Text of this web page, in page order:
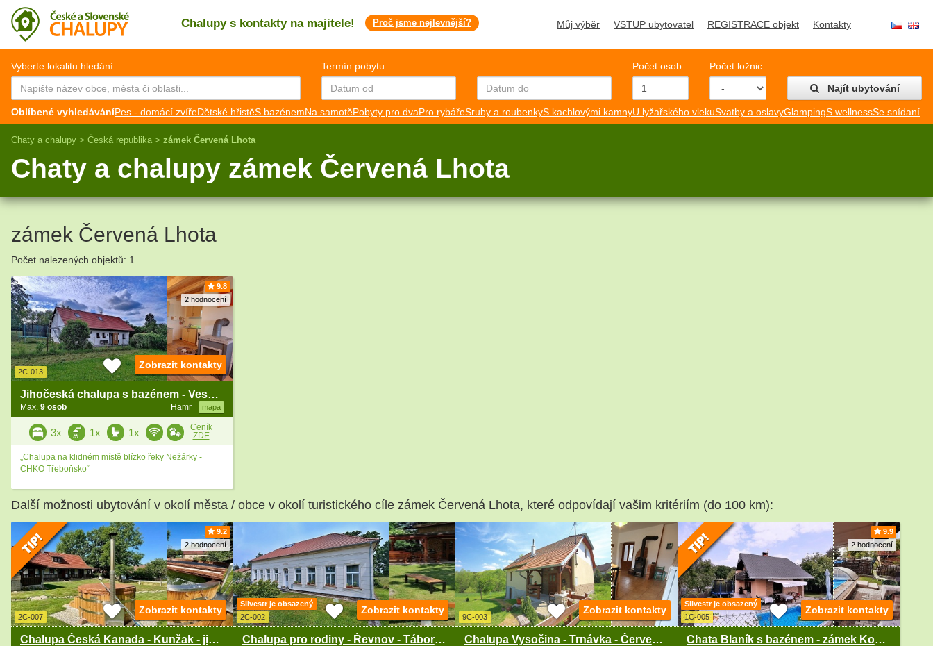
Chalupy s kontakty na majitele! Proč jsme nejlevnější? Můj výběr VSTUP ubytovatel REGISTRACE objekt Kontakty
CZ EN
Vyberte lokalitu hledání Termín pobytu Počet osob
Počet ložnic
Najít ubytování
Oblíbené vyhledáváníPes - domácí zvířeDětské hřistěS bazénemNa samotěPobyty pro dvaPro rybářeSruby a roubenkyS kachlovými kamnyU lyžařského vlekuSvatby a oslavyGlampingS wellnessSe snídaní
Chaty a chalupy > Česká republika > zámek Červená Lhota
Chaty a chalupy zámek Červená Lhota
zámek Červená Lhota
Počet nalezených objektů: 1.
9.8
2 hodnocení
2C-013
Jihočeská chalupa s bazénem - Veselí nad Lužnicí
Hamr mapa
Max. 9 osob
Zobrazit kontakty
3x 1x 1x
Ceník
ZDE
„Chalupa na klidném místě blízko řeky Nežárky -
CHKO Třeboňsko“
Další možnosti ubytování v okolí města / obce v okolí turistického cíle zámek Červená Lhota, které odpovídají vašim kritériím (do 100 km):
9.2
2 hodnocení
2C-007
Chalupa Česká Kanada - Kunžak - jižní Čechy
Zobrazit kontakty
Silvestr je obsazený
2C-002
Chalupa pro rodiny - Řevnov - Táborsko
Zobrazit kontakty
9C-003
Chalupa Vysočina - Trnávka - Červená Řečice
Zobrazit kontakty
9.9
2 hodnocení
Silvestr je obsazený
1C-005
Chata Blaník s bazénem - zámek Konopiště
Zobrazit kontakty